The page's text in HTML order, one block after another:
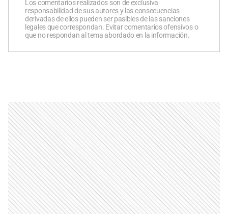
Los comentarios realizados son de exclusiva
responsabilidad de sus autores y las consecuencias
derivadas de ellos pueden ser pasibles de las sanciones
legales que correspondan. Evitar comentarios ofensivos o
que no respondan al tema abordado en la información.